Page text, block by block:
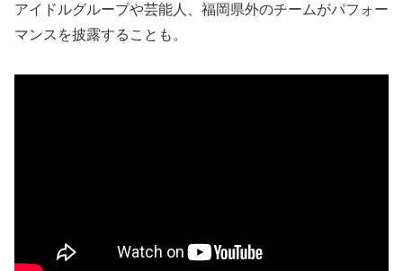
アイドルグループや芸能人、福岡県外のチームがパフォー
マンスを披露することも。